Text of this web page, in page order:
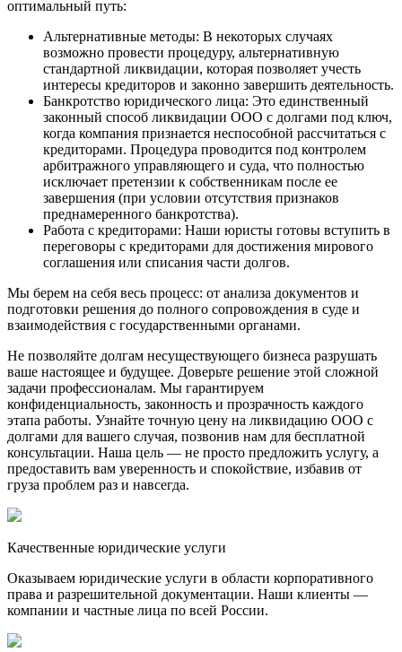
оптимальный путь:
Альтернативные методы: В некоторых случаях
возможно провести процедуру, альтернативную
стандартной ликвидации, которая позволяет учесть
интересы кредиторов и законно завершить деятельность.
Банкротство юридического лица: Это единственный
законный способ ликвидации ООО с долгами под ключ,
когда компания признается неспособной рассчитаться с
кредиторами. Процедура проводится под контролем
арбитражного управляющего и суда, что полностью
исключает претензии к собственникам после ее
завершения (при условии отсутствия признаков
преднамеренного банкротства).
Работа с кредиторами: Наши юристы готовы вступить в
переговоры с кредиторами для достижения мирового
соглашения или списания части долгов.
Мы берем на себя весь процесс: от анализа документов и
подготовки решения до полного сопровождения в суде и
взаимодействия с государственными органами.
Не позволяйте долгам несуществующего бизнеса разрушать
ваше настоящее и будущее. Доверьте решение этой сложной
задачи профессионалам. Мы гарантируем
конфиденциальность, законность и прозрачность каждого
этапа работы. Узнайте точную цену на ликвидацию ООО с
долгами для вашего случая, позвонив нам для бесплатной
консультации. Наша цель — не просто предложить услугу, а
предоставить вам уверенность и спокойствие, избавив от
груза проблем раз и навсегда.
Качественные юридические услуги
Оказываем юридические услуги в области корпоративного
права и разрешительной документации. Наши клиенты —
компании и частные лица по всей России.